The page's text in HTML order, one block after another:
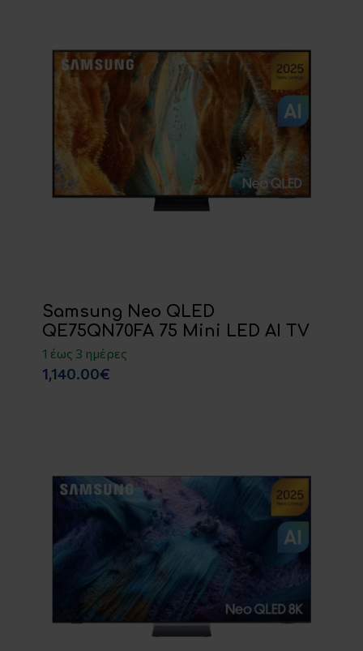
Samsung Neo QLED
QE75QN70FA 75 Mini LED AI TV
1 έως 3 ημέρες
1,140.00€